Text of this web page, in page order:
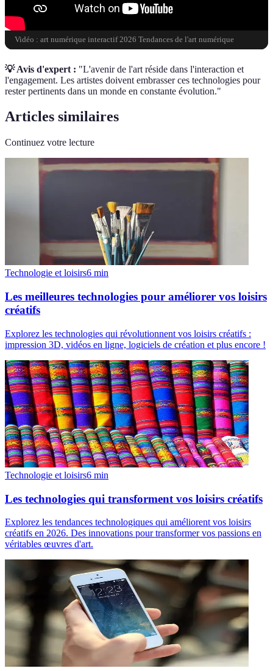
Vidéo : art numérique interactif 2026 Tendances de l'art numérique
💡 Avis d'expert : "L'avenir de l'art réside dans l'interaction et
l'engagement. Les artistes doivent embrasser ces technologies pour
rester pertinents dans un monde en constante évolution."
Articles similaires
Continuez votre lecture
Technologie et loisirs6 min
Les meilleures technologies pour améliorer vos loisirs
créatifs
Explorez les technologies qui révolutionnent vos loisirs créatifs :
impression 3D, vidéos en ligne, logiciels de création et plus encore !
Technologie et loisirs6 min
Les technologies qui transforment vos loisirs créatifs
Explorez les tendances technologiques qui améliorent vos loisirs
créatifs en 2026. Des innovations pour transformer vos passions en
véritables œuvres d'art.